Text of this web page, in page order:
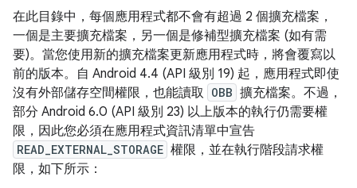
在此目錄中，每個應用程式都不會有超過 2 個擴充檔案，
一個是主要擴充檔案，另一個是修補型擴充檔案 (如有需
要)。當您使用新的擴充檔案更新應用程式時，將會覆寫以
前的版本。自 Android 4.4 (API 級別 19) 起，應用程式即使
沒有外部儲存空間權限，也能讀取 OBB 擴充檔案。不過，
部分 Android 6.0 (API 級別 23) 以上版本的執行仍需要權
限，因此您必須在應用程式資訊清單中宣告
READ_EXTERNAL_STORAGE 權限，並在執行階段請求權
限，如下所示：